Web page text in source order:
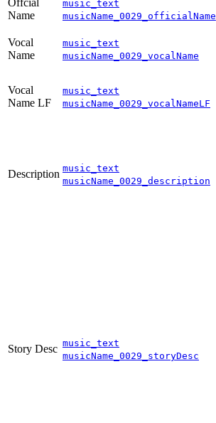
Offcial
Name
music_text
musicName_0029_officialName
Vocal
Name
music_text
musicName_0029_vocalName
Vocal
Name LF
music_text
musicName_0029_vocalNameLF
Description music_text
musicName_0029_description
Story Desc music_text
musicName_0029_storyDesc